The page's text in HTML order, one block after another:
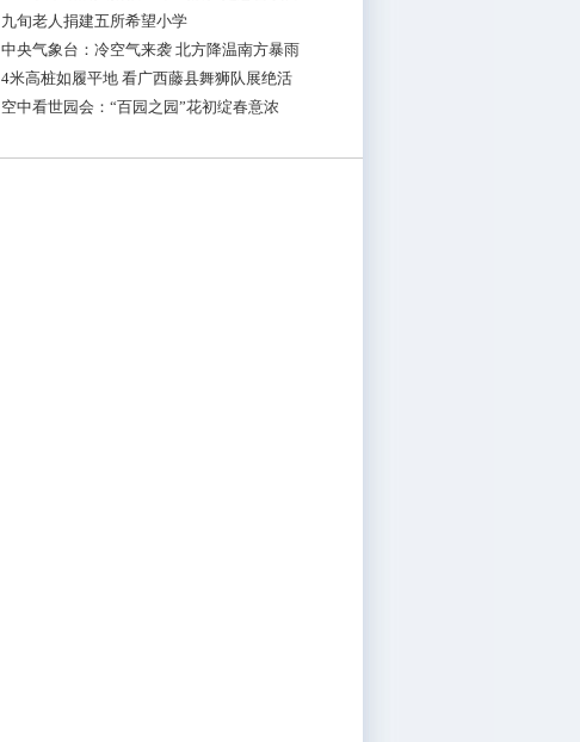
九旬老人捐建五所希望小学
中央气象台：冷空气来袭 北方降温南方暴雨
4米高桩如履平地 看广西藤县舞狮队展绝活
空中看世园会：“百园之园”花初绽春意浓